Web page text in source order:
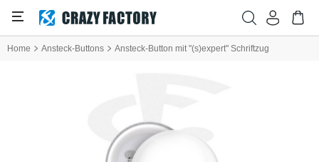
Home Ansteck-Buttons Ansteck-Button mit "(s)expert" Schriftzug